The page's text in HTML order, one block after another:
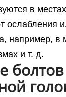
в
ослабления
например, в
и т. д.
болтов